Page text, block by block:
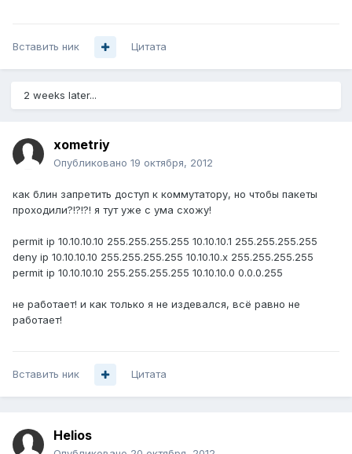
Вставить ник Цитата
2 weeks later...
xometriy
Опубликовано 19 октября, 2012
как блин запретить доступ к коммутатору, но чтобы пакеты
проходили?!?!?! я тут уже с ума схожу!
permit ip 10.10.10.10 255.255.255.255 10.10.10.1 255.255.255.255
deny ip 10.10.10.10 255.255.255.255 10.10.10.x 255.255.255.255
permit ip 10.10.10.10 255.255.255.255 10.10.10.0 0.0.0.255
не работает! и как только я не издевался, всё равно не
работает!
Вставить ник Цитата
Helios